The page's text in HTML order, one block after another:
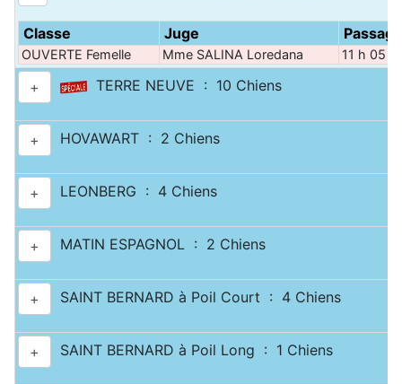
Classe Juge Passage
OUVERTE Femelle Mme SALINA Loredana 11 h 05
+ TERRE NEUVE : 10 Chiens
+ HOVAWART : 2 Chiens
+ LEONBERG : 4 Chiens
+ MATIN ESPAGNOL : 2 Chiens
+ SAINT BERNARD à Poil Court : 4 Chiens
+ SAINT BERNARD à Poil Long : 1 Chiens